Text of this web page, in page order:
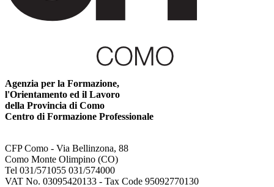
Agenzia per la Formazione,
l'Orientamento ed il Lavoro
della Provincia di Como
Centro di Formazione Professionale
CFP Como - Via Bellinzona, 88
Como Monte Olimpino (CO)
Tel 031/571055 031/574000
VAT No. 03095420133 - Tax Code 95092770130